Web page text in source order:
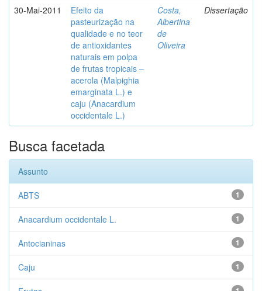
30-Mai-2011
Efeito da
pasteurização na
qualidade e no teor
de antioxidantes
naturais em polpa
de frutas tropicais –
acerola (Malpighia
emarginata L.) e
caju (Anacardium
occidentale L.)
Costa,
Albertina
de
Oliveira
Dissertação
Busca facetada
Assunto
1
ABTS
1
Anacardium occidentale L.
1
Antocianinas
1
Caju